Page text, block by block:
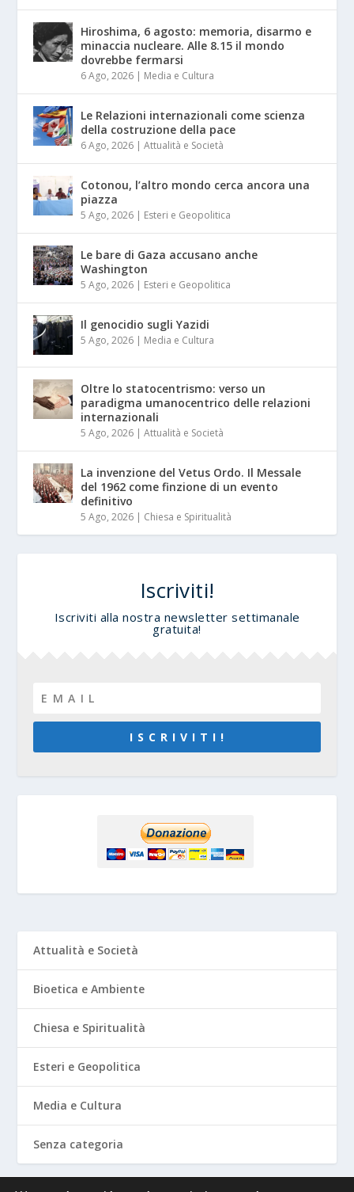
Hiroshima, 6 agosto: memoria, disarmo e
minaccia nucleare. Alle 8.15 il mondo
dovrebbe fermarsi
6 Ago, 2026 | Media e Cultura
Le Relazioni internazionali come scienza
della costruzione della pace
6 Ago, 2026 |Attualità e Società
Cotonou, l’altro mondo cerca ancora una
piazza
5 Ago, 2026 | Esteri e Geopolitica
Le bare di Gaza accusano anche
Washington
5 Ago, 2026 | Esteri e Geopolitica
Il genocidio sugli Yazidi
5 Ago, 2026 | Media e Cultura
Oltre lo statocentrismo: verso un
paradigma umanocentrico delle relazioni
internazionali
5 Ago, 2026 |Attualità e Società
La invenzione del Vetus Ordo. Il Messale
del 1962 come finzione di un evento
definitivo
5 Ago, 2026 | Chiesa e Spiritualità
Iscriviti!
Iscriviti alla nostra newsletter settimanale
gratuita!
I S C R I V I T I !
Attualità e Società
Bioetica e Ambiente
Chiesa e Spiritualità
Esteri e Geopolitica
Media e Cultura
Senza categoria